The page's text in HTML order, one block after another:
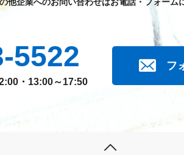
他企業へのお問い合わせはお電話・フォーム
5522
・13:00～17:50
フ